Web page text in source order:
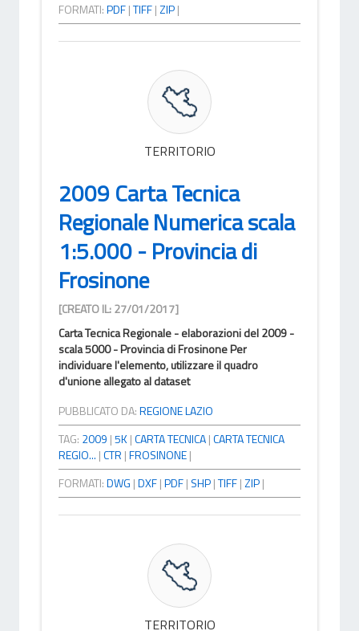
FORMATI:PDF|TIFF|ZIP|
TERRITORIO
2009 Carta Tecnica
Regionale Numerica scala
1:5.000 - Provincia di
Frosinone
[CREATO IL: 27/01/2017]
Carta Tecnica Regionale - elaborazioni del 2009 -
scala 5000 - Provincia di Frosinone Per
individuare l'elemento, utilizzare il quadro
d'unione allegato al dataset
PUBBLICATO DA:REGIONE LAZIO
TAG: 2009 |5K|CARTA TECNICA|CARTA TECNICA
REGIO... |CTR |FROSINONE|
FORMATI:DWG |DXF|PDF| SHP|TIFF|ZIP|
TERRITORIO